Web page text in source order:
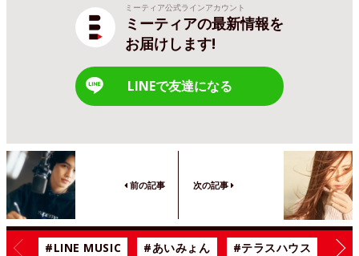
ミーティア公式ラインアカウント
ミーティアの最新情報を
お届けします!
LINEで友達になる
前の記事 次の記事
#LINE MUSIC #あいみょん #テラスハウス #漫